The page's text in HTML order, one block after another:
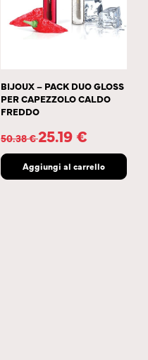
BIJOUX – PACK DUO GLOSS
PER CAPEZZOLO CALDO
FREDDO
50.38€25.19€
Aggiungi al carrello